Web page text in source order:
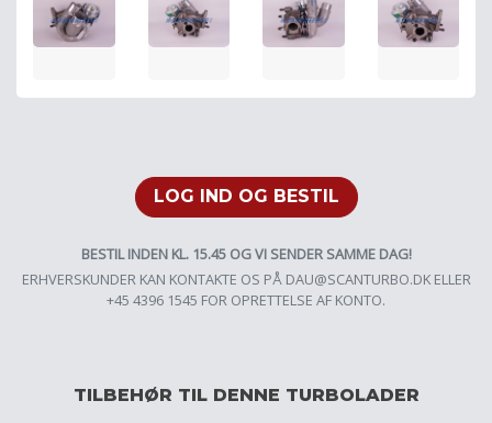
LOG IND OG BESTIL
BESTIL INDEN KL. 15.45 OG VI SENDER SAMME DAG!
ERHVERSKUNDER KAN KONTAKTE OS PÅ DAU@SCANTURBO.DKELLER
+45 4396 1545 FOR OPRETTELSE AF KONTO.
TILBEHØR TIL DENNE TURBOLADER